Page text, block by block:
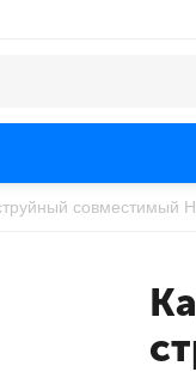
совместимый